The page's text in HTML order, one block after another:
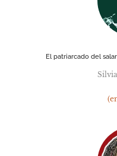
El patriarcado del